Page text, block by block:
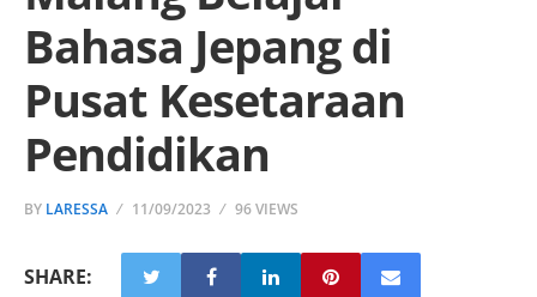
Bahasa Jepang di
Pusat Kesetaraan
Pendidikan
BY LARESSA 11/09/2023 96 VIEWS
SHARE: